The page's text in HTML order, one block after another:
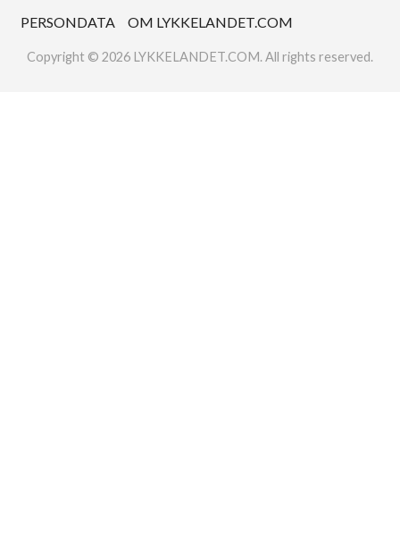
PERSONDATA
OM LYKKELANDET.COM
Copyright © 2026 LYKKELANDET.COM. All rights reserved.